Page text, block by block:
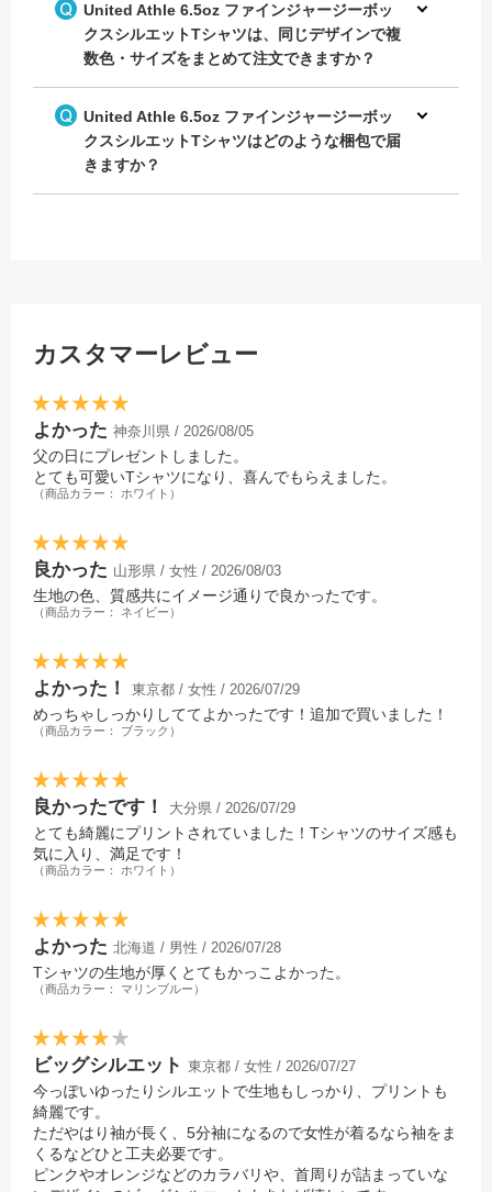
United Athle 6.5oz ファインジャージーボッ
クスシルエットTシャツは、同じデザインで複
数色・サイズをまとめて注文できますか？
United Athle 6.5oz ファインジャージーボッ
クスシルエットTシャツはどのような梱包で届
きますか？
カスタマーレビュー
よかった 神奈川県 / 2026/08/05
父の日にプレゼントしました。
とても可愛いTシャツになり、喜んでもらえました。
（商品カラー： ホワイト）
良かった 山形県 / 女性 / 2026/08/03
生地の色、質感共にイメージ通りで良かったです。
（商品カラー： ネイビー）
よかった！ 東京都 / 女性 / 2026/07/29
めっちゃしっかりしててよかったです！追加で買いました！
（商品カラー： ブラック）
良かったです！ 大分県 / 2026/07/29
とても綺麗にプリントされていました！Tシャツのサイズ感も
気に入り、満足です！
（商品カラー： ホワイト）
よかった 北海道 / 男性 / 2026/07/28
Tシャツの生地が厚くとてもかっこよかった。
（商品カラー： マリンブルー）
ビッグシルエット 東京都 / 女性 / 2026/07/27
今っぽいゆったりシルエットで生地もしっかり、プリントも
綺麗です。
ただやはり袖が長く、5分袖になるので女性が着るなら袖をま
くるなどひと工夫必要です。
ピンクやオレンジなどのカラバリや、首周りが詰まっていな